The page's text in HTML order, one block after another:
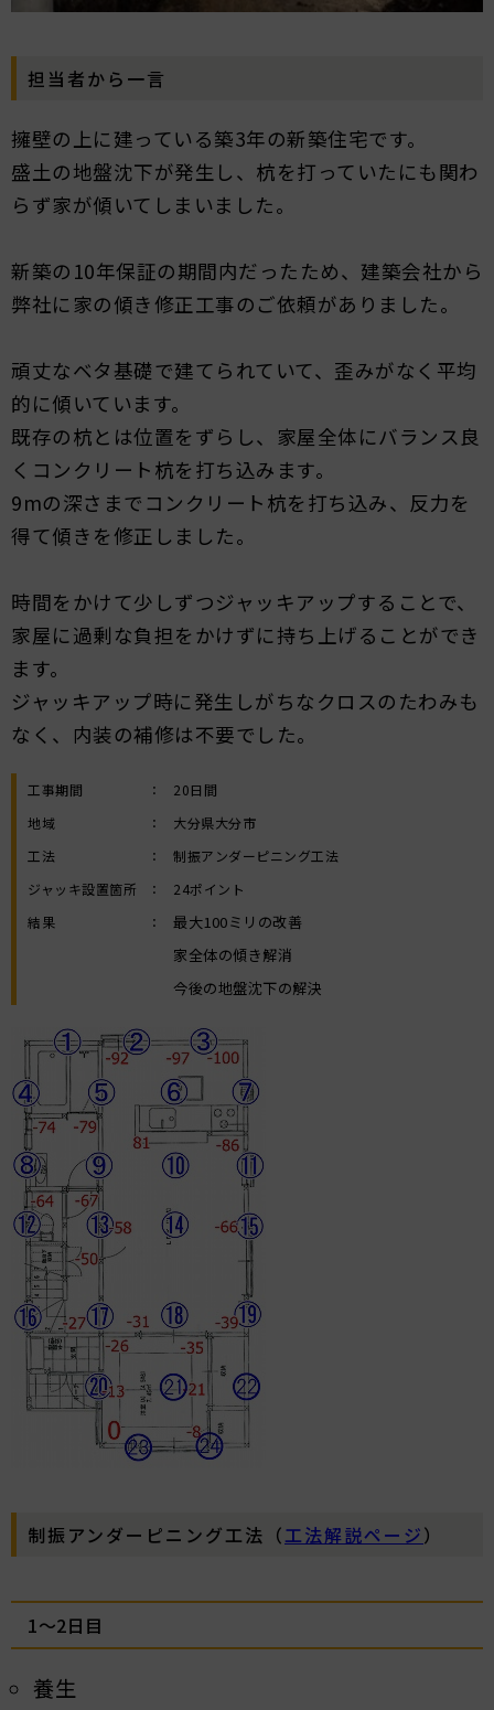
担当者から一言
擁壁の上に建っている築3年の新築住宅です。
盛土の地盤沈下が発生し、杭を打っていたにも関わ
らず家が傾いてしまいました。
新築の10年保証の期間内だったため、建築会社から
弊社に家の傾き修正工事のご依頼がありました。
頑丈なベタ基礎で建てられていて、歪みがなく平均
的に傾いています。
既存の杭とは位置をずらし、家屋全体にバランス良
くコンクリート杭を打ち込みます。
9mの深さまでコンクリート杭を打ち込み、反力を
得て傾きを修正しました。
時間をかけて少しずつジャッキアップすることで、
家屋に過剰な負担をかけずに持ち上げることができ
ます。
ジャッキアップ時に発生しがちなクロスのたわみも
なく、内装の補修は不要でした。
工事期間 ：
20日間
地域
：
大分県大分市
工法
：
制振アンダーピニング工法
ジャッキ設置箇所
：
24ポイント
結果
：
最大100ミリの改善
家全体の傾き解消
今後の地盤沈下の解決
制振アンダーピニング工法（工法解説ページ）
1～2日目
養生